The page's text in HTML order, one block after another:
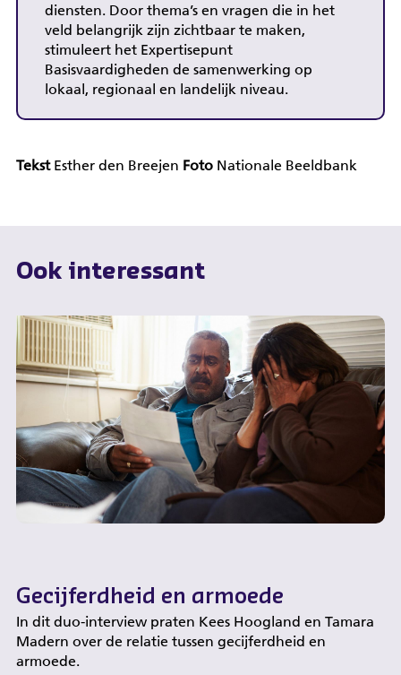
diensten. Door thema’s en vragen die in het
veld belangrijk zijn zichtbaar te maken,
stimuleert het Expertisepunt
Basisvaardigheden de samenwerking op
lokaal, regionaal en landelijk niveau.
Tekst Esther den Breejen FotoNationale Beeldbank
Ook interessant
Gecijferdheid en armoede
In dit duo-interview praten Kees Hoogland en Tamara
Madern over de relatie tussen gecijferdheid en
armoede.